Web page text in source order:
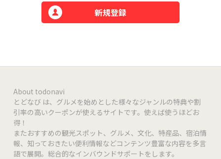
新規登録
About todonavi
とどなび は、グルメを始めとした様々なジャンルの特典や割
引率の高いクーポンが使えるサイトです。使えば使うほどお
得！
またおすすめの観光スポット、グルメ、文化、特産品、宿泊情
報、知っておきたい便利情報などコンテンツ豊富な内容を多言
語で展開。総合的なインバウンドサポートをします。